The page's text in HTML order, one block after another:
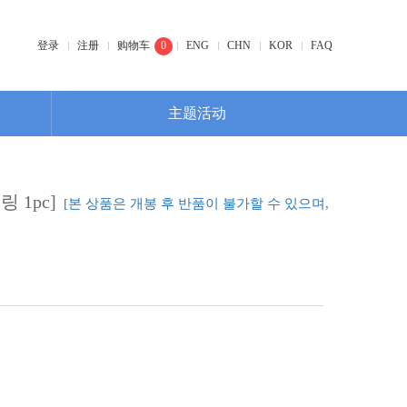
登录 注册 购物车 0 ENG CHN KOR FAQ
主题活动
1pc] [본 상품은 개봉 후 반품이 불가할 수 있으며,